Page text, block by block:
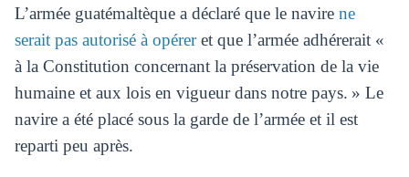
L’armée guatémaltèque a déclaré que le navire ne
serait pas autorisé à opéreret que l’armée adhérerait «
à la Constitution concernant la préservation de la vie
humaine et aux lois en vigueur dans notre pays. » Le
navire a été placé sous la garde de l’armée et il est
reparti peu après.